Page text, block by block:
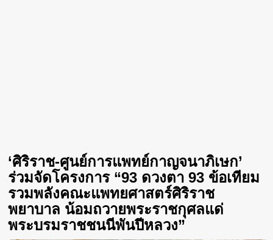
‘ศิริราช-ศูนย์การแพทย์กาญจนาภิเษก’
ร่วมจัดโครงการ “93 ดวงตา 93 ข้อเทียม
รวมพลังคณะแพทยศาสตร์ศิริราช
พยาบาล น้อมถวายพระราชกุศลแด่
พระบรมราชชนนีพันปีหลวง”